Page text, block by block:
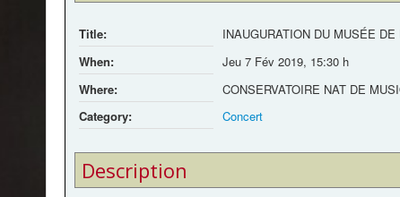
Title:
INAUGURATION DU MUSÉE
When:
Jeu 7 Fév 2019, 15:30 h
Where:
CONSERVATOIRE NAT DE
Category:
Concert
Description